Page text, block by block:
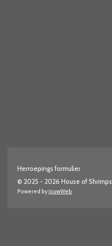
Herroepings formulier
© 2025 - 2026 House of Shrimps
Powered by JouwWeb